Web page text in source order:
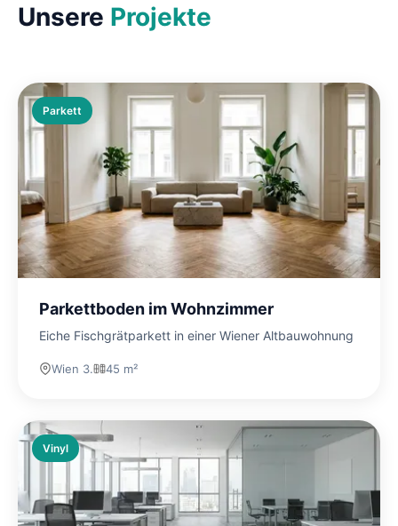
Unsere Projekte
Parkett
Parkettboden im Wohnzimmer
Eiche Fischgrätparkett in einer Wiener Altbauwohnung
Wien 3. 45 m²
Vinyl